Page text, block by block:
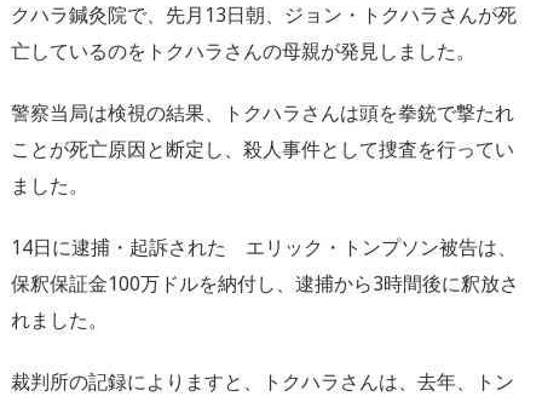
クハラ鍼灸院で、先月13日朝、ジョン・トクハラさんが死
亡しているのをトクハラさんの母親が発見しました。
警察当局は検視の結果、トクハラさんは頭を拳銃で撃たれ
ことが死亡原因と断定し、殺人事件として捜査を行ってい
ました。
14日に逮捕・起訴された エリック・トンプソン被告は、
保釈保証金100万ドルを納付し、逮捕から3時間後に釈放さ
れました。
裁判所の記録によりますと、トクハラさんは、去年、トン